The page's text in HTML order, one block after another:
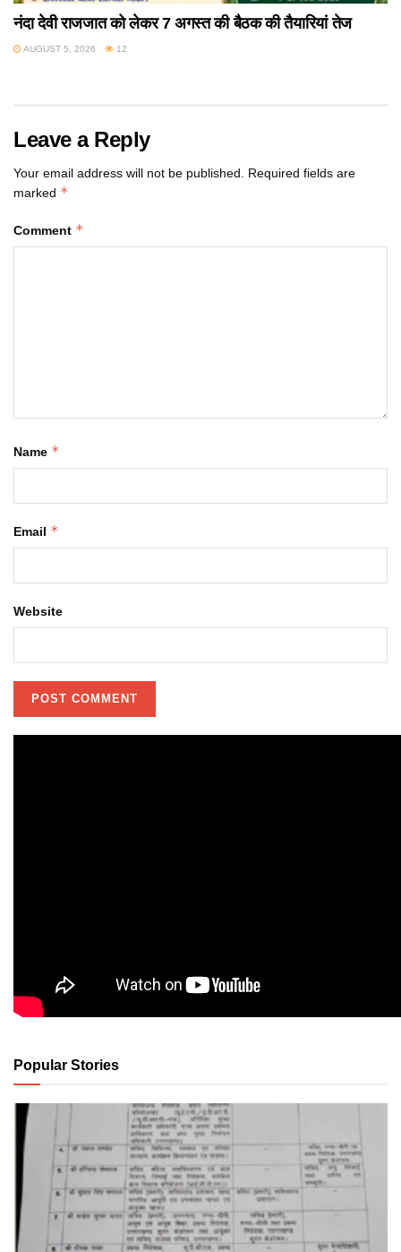
नंदा देवी राजजात को लेकर 7 अगस्त की बैठक की तैयारियां तेज
AUGUST 5, 2026 12
Leave a Reply
Your email address will not be published. Required fields are
marked *
Comment *
Name *
Email *
Website
Popular Stories